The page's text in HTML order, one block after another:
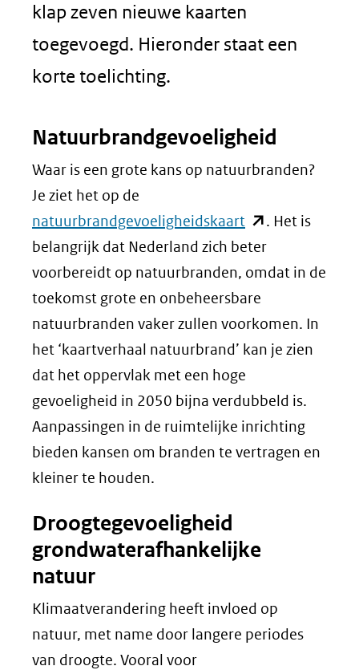
klap zeven nieuwe kaarten
toegevoegd. Hieronder staat een
korte toelichting.
Natuurbrandgevoeligheid
Waar is een grote kans op natuurbranden?
Je ziet het op de
natuurbrandgevoeligheidskaart (opent
in
nieuw
venster)
(verwijst
naar
een
andere
website)
. Het is
belangrijk dat Nederland zich beter
voorbereidt op natuurbranden, omdat in de
toekomst grote en onbeheersbare
natuurbranden vaker zullen voorkomen. In
het ‘kaartverhaal natuurbrand’ kan je zien
dat het oppervlak met een hoge
gevoeligheid in 2050 bijna verdubbeld is.
Aanpassingen in de ruimtelijke inrichting
bieden kansen om branden te vertragen en
kleiner te houden.
Droogtegevoeligheid
grondwaterafhankelijke
natuur
Klimaatverandering heeft invloed op
natuur, met name door langere periodes
van droogte. Vooral voor